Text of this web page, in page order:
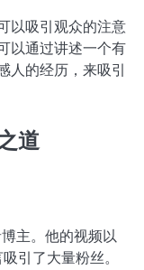
以吸引观众的注意
以通过讲述一个有
人的经历，来吸引
道
主。他的视频以
引了大量粉丝。